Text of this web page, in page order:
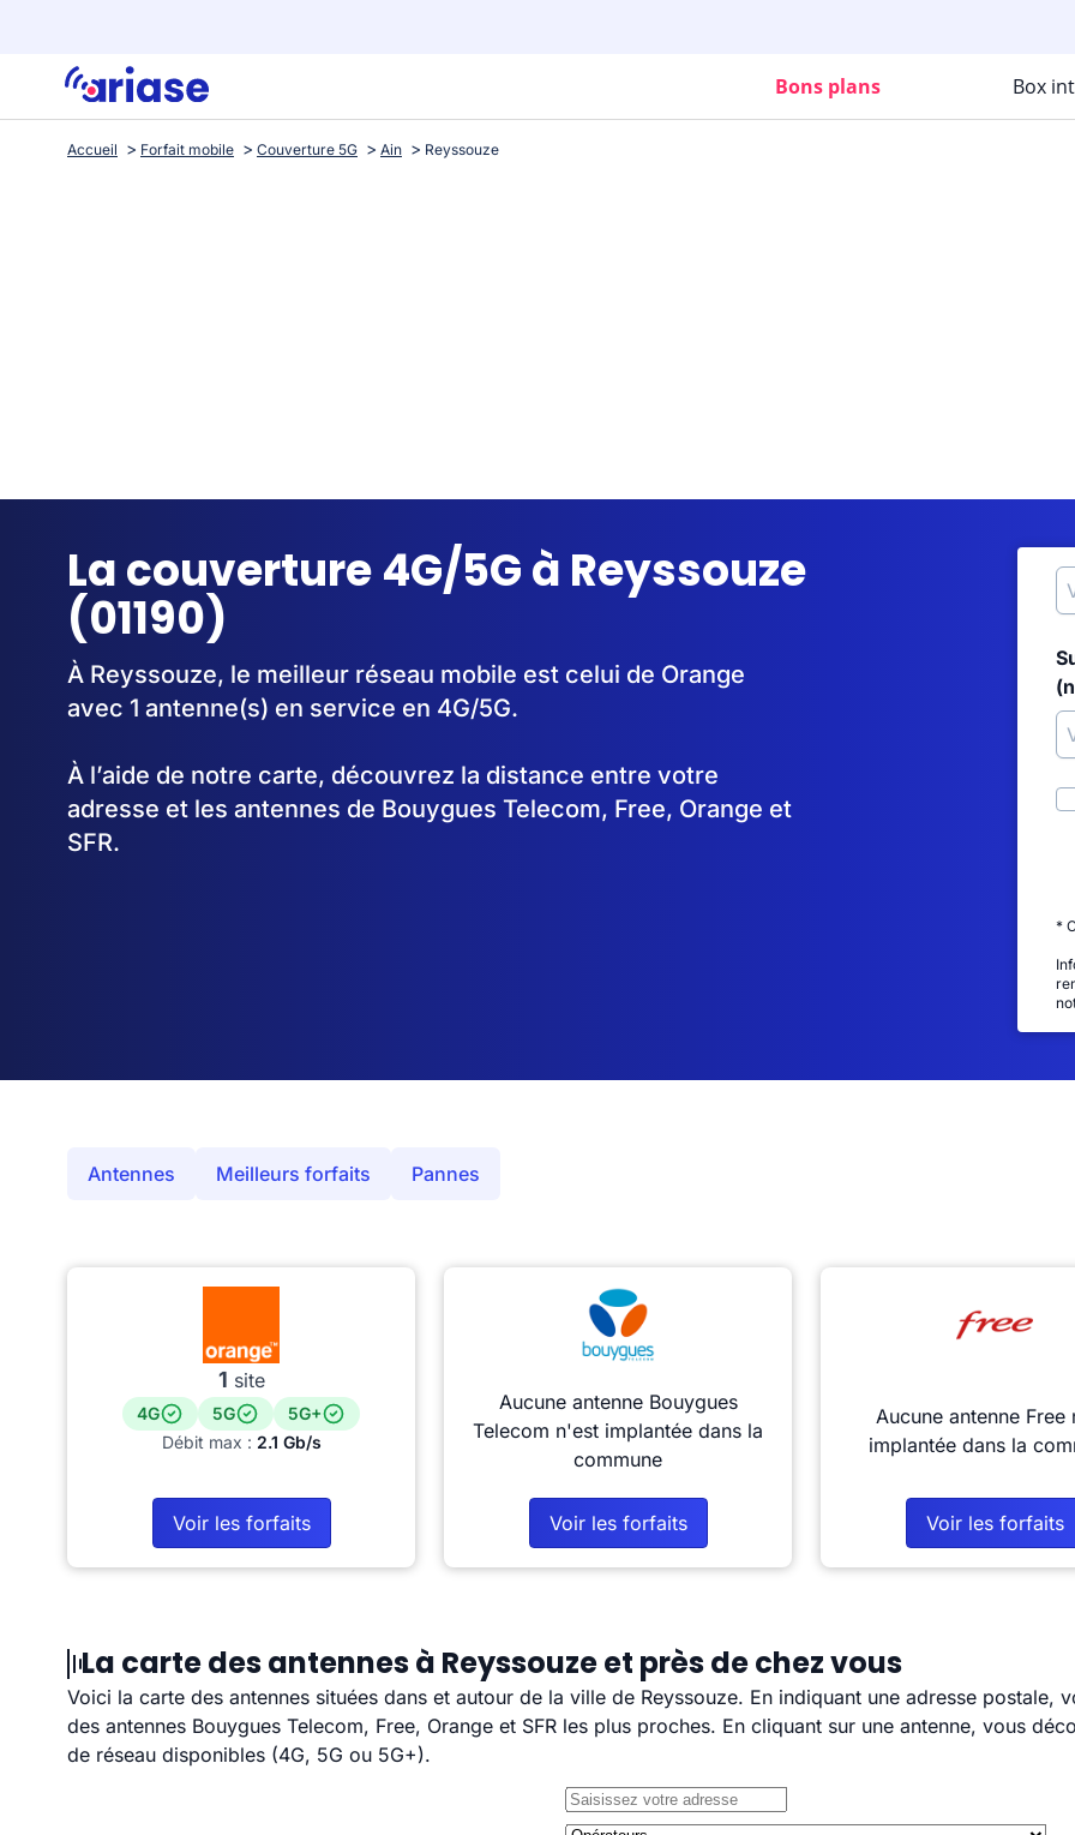
Bons plans Box
Accueil Forfait mobile Couverture 5G Ain Reyssouze
La couverture 4G/5G à Reyssouze
(01190)
À Reyssouze, le meilleur réseau mobile est celui de Orange
avec 1 antenne(s) en service en 4G/5G.
À l’aide de notre carte, découvrez la distance entre votre
adresse et les antennes de Bouygues Telecom, Free, Orange et
SFR.
*
Antennes Meilleurs forfaits Pannes
1 site
4G 5G
5G+
Débit max : 2.1 Gb/s
Voir les forfaits
Aucune antenne Bouygues
Telecom n'est implantée dans la
commune
Voir les forfaits
Aucune antenne Free
implantée dans la
Voir les forfaits
La carte des antennes à Reyssouze et près de chez vous
Voici la carte des antennes situées dans et autour de la ville de Reyssouze. En indiquant une adresse postale,
des antennes Bouygues Telecom, Free, Orange et SFR les plus proches. En cliquant sur une antenne, vous
de réseau disponibles (4G, 5G ou 5G+).